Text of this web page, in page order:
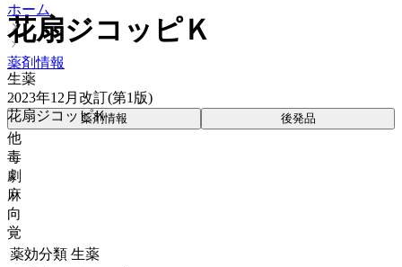
ホーム
薬剤情報
花扇ジコッピＫ
花扇ジコッピＫ
生薬
2023年12月改訂(第1版)
薬剤情報 後発品
他
毒
劇
麻
向
覚
薬効分類 生薬